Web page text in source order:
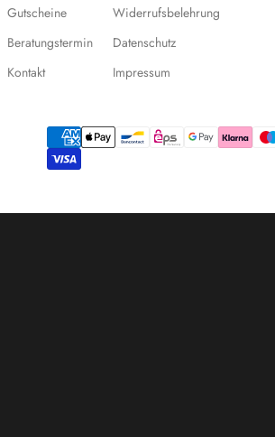
Gutscheine
Beratungstermin
Kontakt
Widerrufsbelehrung
Datenschutz
Impressum